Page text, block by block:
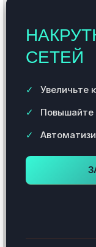
СЕТЕЙ
Увеличьте
Повышайте